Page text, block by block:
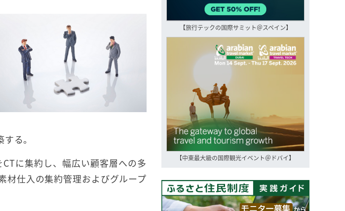
る。
に集約し、幅広い顧客層への多
材仕入の集約管理およびグループ
【旅行テックの国際サミット＠スペイン】
【中東最大級の国際観光イベント＠ドバイ】